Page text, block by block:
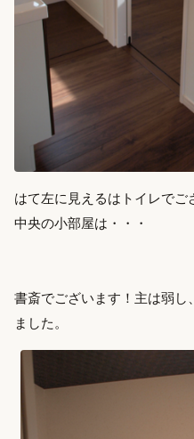
はて左に見えるはトイレで
中央の小部屋は・・・
書斎でございます！主は弱し
ました。